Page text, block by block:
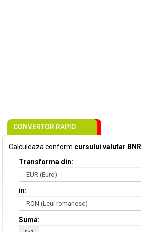
CONVERTOR RAPID
Calculeaza conform cursului valutar BNR
Transforma din:
in:
Suma: